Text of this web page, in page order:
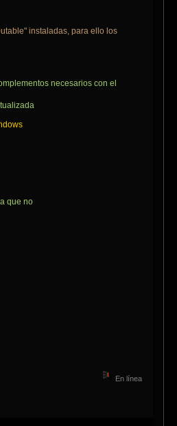
instaladas, para ello los
necesarios con el
que no
En línea